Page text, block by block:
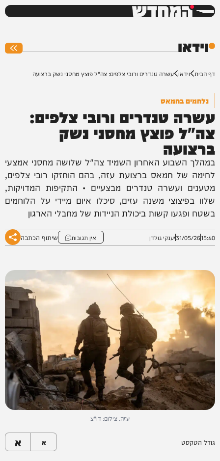
המחדש
וידאו
דף הבית וידאו עשרה טנדרים ורובי צלפים: צה"ל פוצץ מחסני נשק ברצועה
נלחמים בחמאס
עשרה טנדרים ורובי צלפים:
צה"ל פוצץ מחסני נשק
ברצועה
במהלך השבוע האחרון השמיד צה"ל שלושה מחסני אמצעי
לחימה של חמאס ברצועת עזה, בהם הוחזקו רובי צלפים,
מטענים ועשרה טנדרים מבצעיים • התקיפות המדויקות,
שלוו בפיצוצי משנה עזים, סיכלו איום מיידי על הלוחמים
בשטח ופגעו קשות ביכולת הניידות של מחבלי הארגון
15:40
31/05/26יענקי גולדן אין תגובות שיתוף הכתבה
עזה. צילום: דו"צ
גודל הטקסט א א